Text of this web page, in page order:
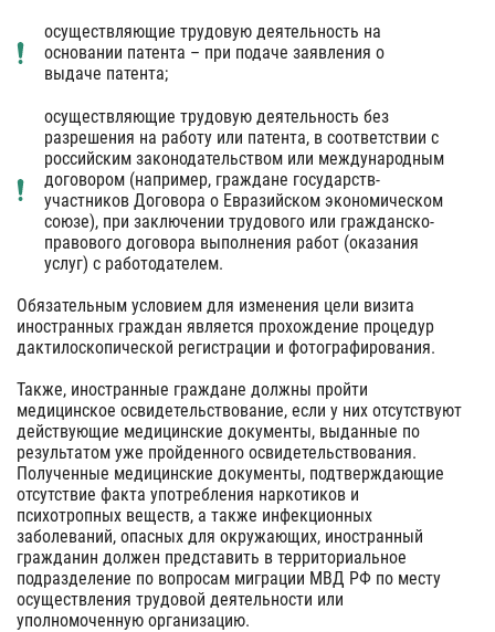
осуществляющие трудовую деятельность на
основании патента – при подаче заявления о
выдаче патента;
осуществляющие трудовую деятельность без
разрешения на работу или патента, в соответствии с
российским законодательством или международным
договором (например, граждане государств-
участников Договора о Евразийском экономическом
союзе), при заключении трудового или гражданско-
правового договора выполнения работ (оказания
услуг) с работодателем.
Обязательным условием для изменения цели визита
иностранных граждан является прохождение процедур
дактилоскопической регистрации и фотографирования.
Также, иностранные граждане должны пройти
медицинское освидетельствование, если у них отсутствуют
действующие медицинские документы, выданные по
результатом уже пройденного освидетельствования.
Полученные медицинские документы, подтверждающие
отсутствие факта употребления наркотиков и
психотропных веществ, а также инфекционных
заболеваний, опасных для окружающих, иностранный
гражданин должен представить в территориальное
подразделение по вопросам миграции МВД РФ по месту
осуществления трудовой деятельности или
уполномоченную организацию.